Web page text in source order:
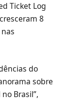
Ticket Log
8
do
sobre
Brasil”,